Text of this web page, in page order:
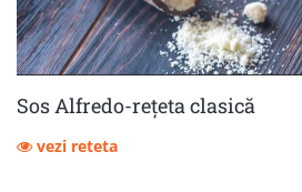
Sos Alfredo-rețeta clasică
vezi reteta